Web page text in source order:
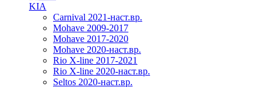
KIA
Carnival 2021-наст.вр.
Mohave 2009-2017
Mohave 2017-2020
Mohave 2020-наст.вр.
Rio X-line 2017-2021
Rio X-line 2020-наст.вр.
Seltos 2020-наст.вр.